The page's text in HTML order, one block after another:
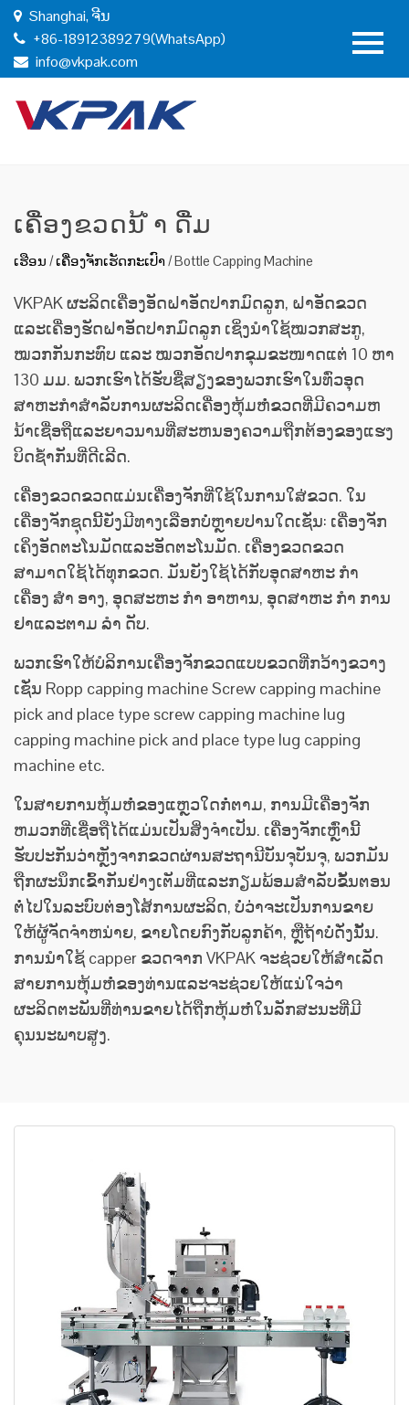
Shanghai, ຈີນ
+86-18912389279(WhatsApp)
info@vkpak.com
ເຄື່ອງຂວດນ້ ຳ ດື່ມ
ເຮືອນ /ເຄື່ອງຈັກເຮັດກະເປົາ/Bottle Capping Machine
VKPAK ຜະລິດເຄື່ອງອັດຝາອັດປາກມົດລູກ, ຝາອັດຂວດ
ແລະເຄື່ອງຮັດຝາອັດປາກມົດລູກ ເຊິ່ງນຳໃຊ້ໝວກສະກູ,
ໝວກກັນກະທົບ ແລະ ໝວກອັດປາກຂຸມຂະໜາດແຕ່ 10 ຫາ
130 ມມ. ພວກເຮົາໄດ້ຮັບຊື່ສຽງຂອງພວກເຮົາໃນທົ່ວອຸດ
ສາຫະກໍາສໍາລັບການຜະລິດເຄື່ອງຫຸ້ມຫໍ່ຂວດທີ່ມີຄວາມຫ
ນ້າເຊື່ອຖືແລະຍາວນານທີ່ສະຫນອງຄວາມຖືກຕ້ອງຂອງແຮງ
ບິດຊ້ໍາກັນທີ່ດີເລີດ.
ເຄື່ອງຂວດຂວດແມ່ນເຄື່ອງຈັກທີ່ໃຊ້ໃນການໃສ່ຂວດ. ໃນ
ເຄື່ອງຈັກຊຸດນີ້ຍັງມີທາງເລືອກບໍ່ຫຼາຍປານໃດເຊັ່ນ: ເຄື່ອງຈັກ
ເຄິ່ງອັດຕະໂນມັດແລະອັດຕະໂນມັດ. ເຄື່ອງຂວດຂວດ
ສາມາດໃຊ້ໄດ້ທຸກຂວດ. ມັນຍັງໃຊ້ໄດ້ກັບອຸດສາຫະ ກຳ
ເຄື່ອງ ສຳ ອາງ, ອຸດສະຫະ ກຳ ອາຫານ, ອຸດສາຫະ ກຳ ການ
ຢາແລະຕາມ ລຳ ດັບ.
ພວກເຮົາໃຫ້ບໍລິການເຄື່ອງຈັກຂວດແບບຂວດທີ່ກວ້າງຂວາງ
ເຊັ່ນ Ropp capping machine Screw capping machine
pick and place type screw capping machine lug
capping machine pick and place type lug capping
machine etc.
ໃນສາຍການຫຸ້ມຫໍ່ຂອງແຫຼວໃດກໍ່ຕາມ, ການມີເຄື່ອງຈັກ
ຫມວກທີ່ເຊື່ອຖືໄດ້ແມ່ນເປັນສິ່ງຈໍາເປັນ. ເຄື່ອງຈັກເຫຼົ່ານີ້
ຮັບປະກັນວ່າຫຼັງຈາກຂວດຜ່ານສະຖານີບັນຈຸບັນຈຸ, ພວກມັນ
ຖືກຜະນຶກເຂົ້າກັນຢ່າງເຕັມທີ່ແລະກຽມພ້ອມສໍາລັບຂັ້ນຕອນ
ຕໍ່ໄປໃນລະບົບຕ່ອງໂສ້ການຜະລິດ, ບໍ່ວ່າຈະເປັນການຂາຍ
ໃຫ້ຜູ້ຈັດຈໍາຫນ່າຍ, ຂາຍໂດຍກົງກັບລູກຄ້າ, ຫຼືຖ້າບໍ່ດັ່ງນັ້ນ.
ການນໍາໃຊ້ capper ຂວດຈາກ VKPAK ຈະຊ່ວຍໃຫ້ສໍາເລັດ
ສາຍການຫຸ້ມຫໍ່ຂອງທ່ານແລະຈະຊ່ວຍໃຫ້ແນ່ໃຈວ່າ
ຜະລິດຕະພັນທີ່ທ່ານຂາຍໄດ້ຖືກຫຸ້ມຫໍ່ໃນລັກສະນະທີ່ມີ
ຄຸນນະພາບສູງ.